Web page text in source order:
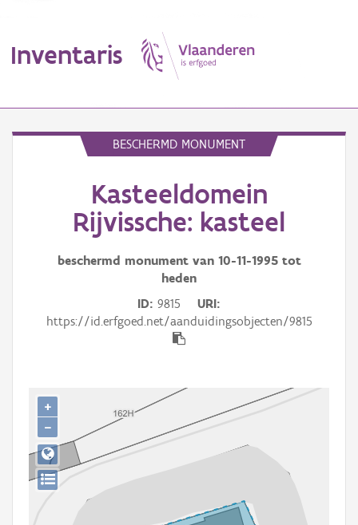
Inventaris
Aanduidingsobject
Waarneming
Gebeurtenis
Downloads
Hergebruik
Aanmelden
BESCHERMD MONUMENT
Kasteeldomein
Rijvissche: kasteel
beschermd monument van 10-11-1995tot
heden
ID 9815
URI
https://id.erfgoed.net/aanduidingsobjecten/9815
+
−